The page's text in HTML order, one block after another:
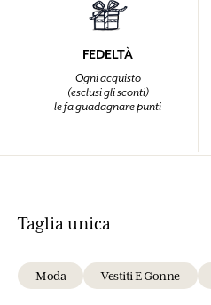
FEDELTÀ
Ogni acquisto
(esclusi gli sconti)
le fa guadagnare punti
Taglia unica
Moda Vestiti E Gonne